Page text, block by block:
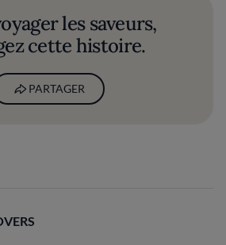
les saveurs,
cette histoire.
PARTAGER